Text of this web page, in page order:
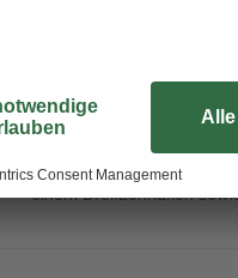
Das Hechtset von
ideal zum Anlocken des
sowie 3-D-Augen
über einen integrierten
einem Dreifachhaken